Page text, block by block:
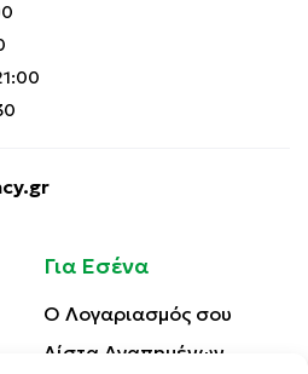
Για Εσένα
Ο Λογαριασμός σου
Λίστα Αγαπημένων